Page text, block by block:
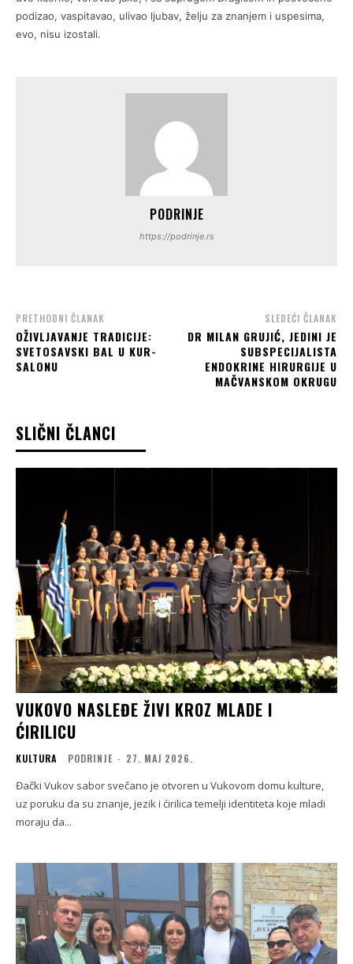
podizao, vaspitavao, ulivao ljubav, želju za znanjem i uspesima,
evo, nisu izostali.
PODRINJE
https://podrinje.rs
PRETHODNI ČLANAK
OŽIVLJAVANJE TRADICIJE:
SVETOSAVSKI BAL U KUR-
SALONU
SLEDEĆI ČLANAK
DR MILAN GRUJIĆ, JEDINI JE
SUBSPECIJALISTA
ENDOKRINE HIRURGIJE U
MAČVANSKOM OKRUGU
SLIČNI ČLANCI
VUKOVO NASLEĐE ŽIVI KROZ MLADE I
ĆIRILICU
KULTURA PODRINJE - 27. МАЈ 2026.
Đački Vukov sabor svečano je otvoren u Vukovom domu kulture,
uz poruku da su znanje, jezik i ćirilica temelji identiteta koje mladi
moraju da...